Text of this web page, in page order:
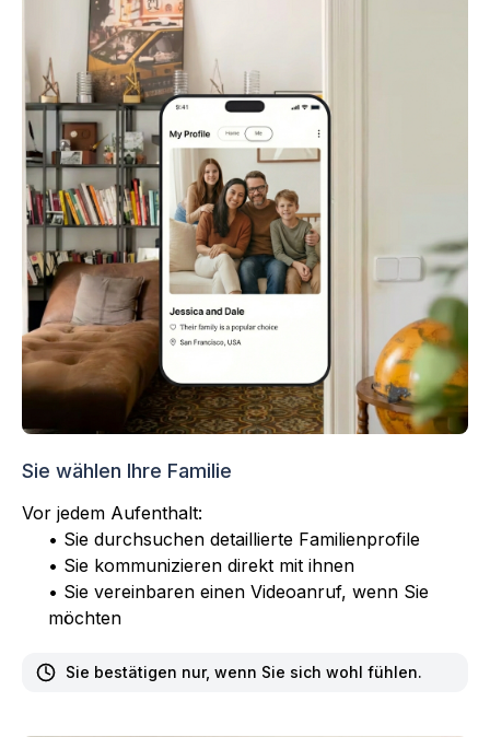
Sie wählen Ihre Familie
Vor jedem Aufenthalt:
• Sie durchsuchen detaillierte Familienprofile
• Sie kommunizieren direkt mit ihnen
• Sie vereinbaren einen Videoanruf, wenn Sie
möchten
Sie bestätigen nur, wenn Sie sich wohl fühlen.